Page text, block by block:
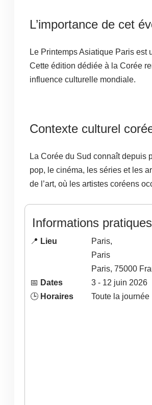
L’importance de cet
Le Printemps Asiatique Paris est
Cette édition dédiée à la Corée
influence culturelle mondiale.
Contexte culturel
La Corée du Sud connaît depuis
pop, le cinéma, les séries et les
de l’art, où les artistes coréens
Informations pratiques
📍 Lieu
Paris,
Paris
Paris, 75000
📅 Dates 3 - 12 juin 2026
🕒 Horaires Toute la journée